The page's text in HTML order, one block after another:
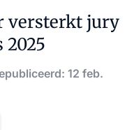
versterkt jury
12 feb.